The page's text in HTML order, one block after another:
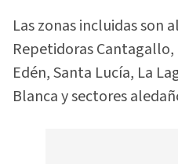
Las zonas incluidas son
Repetidoras
Edén, Santa Lucía, La
Blanca y sectores